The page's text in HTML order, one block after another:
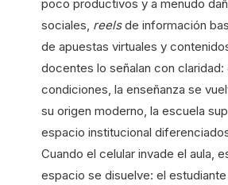
poco productivos y a menudo
sociales, reelsde información
de apuestas virtuales y
docentes lo señalan con claridad:
condiciones, la enseñanza se
su origen moderno, la escuela
espacio institucional
Cuando el celular invade el aula,
espacio se disuelve: el estudiante